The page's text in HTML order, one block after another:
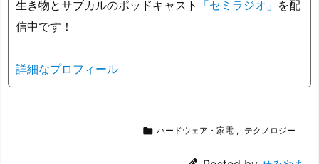
生き物とサブカルのポッドキャスト 「セミラジオ」 を配
信中です！
詳細なプロフィール
 ハードウェア・家電 , テクノロジー